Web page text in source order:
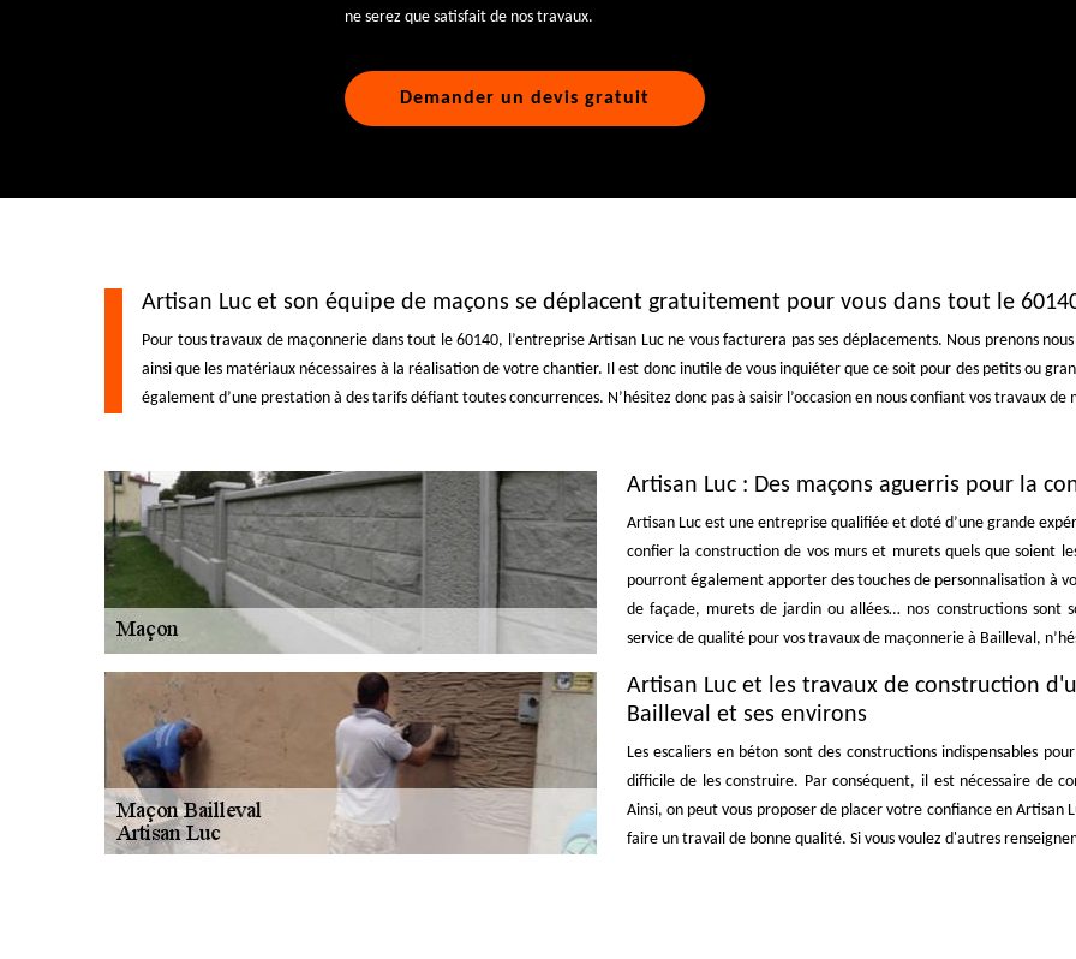
ne serez que satisfait de nos travaux.
Demander un devis gratuit
Artisan Luc et son équipe de maçons se déplacent gratuitement pour vous dans tout le
Pour tous travaux de maçonnerie dans tout le 60140, l’entreprise Artisan Luc ne vous facturera pas ses déplacements. Nous prenons
ainsi que les matériaux nécessaires à la réalisation de votre chantier. Il est donc inutile de vous inquiéter que ce soit pour des petits ou
également d’une prestation à des tarifs défiant toutes concurrences. N’hésitez donc pas à saisir l’occasion en nous confiant vos travaux de
Artisan Luc : Des maçons aguerris pour la
Artisan Luc est une entreprise qualifiée et doté d’une grande
confier la construction de vos murs et murets quels que soient
pourront également apporter des touches de personnalisation à
de façade, murets de jardin ou allées… nos constructions sont
service de qualité pour vos travaux de maçonnerie à Bailleval,
Artisan Luc et les travaux de construction
Bailleval et ses environs
Les escaliers en béton sont des constructions indispensables
difficile de les construire. Par conséquent, il est nécessaire de
Ainsi, on peut vous proposer de placer votre confiance en
faire un travail de bonne qualité. Si vous voulez d'autres